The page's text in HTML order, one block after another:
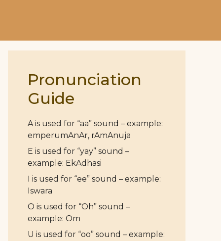
Pronunciation
Guide
A is used for “aa” sound – example:
emperumAnAr, rAmAnuja
E is used for “yay” sound –
example: EkAdhasi
I is used for “ee” sound – example:
Iswara
O is used for “Oh” sound –
example: Om
U is used for “oo” sound – example: